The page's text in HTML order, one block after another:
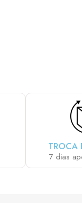
TROCA
7 dias